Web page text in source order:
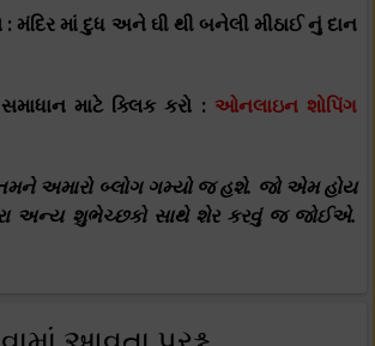
: મંદિર માં દુધ અને ઘી થી બનેલી મીઠાઈ નું દાન
માટે ક્લિક કરો : ઓનલાઇન શોપિંગ
અમારો બ્લોગ ગમ્યો જ હશે. જો એમ હોય
અન્ય શુભેચ્છકો સાથે શેર કરવું જ જોઈએ.